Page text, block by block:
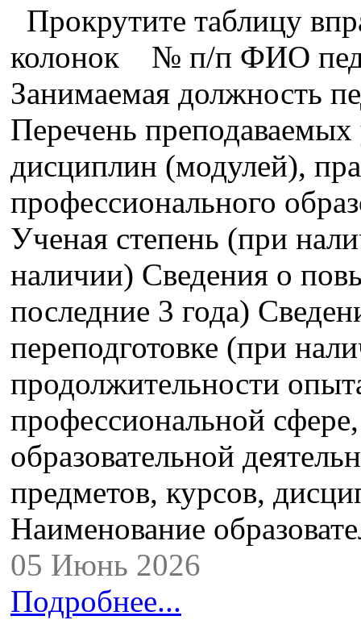
Прокрутите таблицу
колонок № п/п ФИО
Занимаемая должность
Перечень
дисциплин (модулей),
профессионального
Ученая степень (при
наличии) Сведения о
последние 3 года)
переподготовке (при
продолжительности
профессиональной
образовательной
предметов, курсов,
Наименование
05 Июнь 2026
Подробнее...